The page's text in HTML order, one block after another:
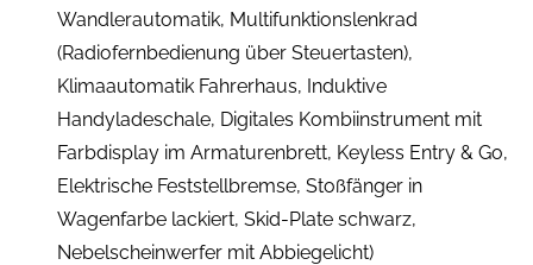
Wandlerautomatik, Multifunktionslenkrad
(Radiofernbedienung über Steuertasten),
Klimaautomatik Fahrerhaus, Induktive
Handyladeschale, Digitales Kombiinstrument mit
Farbdisplay im Armaturenbrett, Keyless Entry & Go,
Elektrische Feststellbremse, Stoßfänger in
Wagenfarbe lackiert, Skid-Plate schwarz,
Nebelscheinwerfer mit Abbiegelicht)